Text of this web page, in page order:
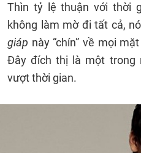
Thìn tỷ lệ thuận với thời
không làm mờ đi tất cả,
giáp này “chín” về mọi
Đây đích thị là một trong
vượt thời gian.